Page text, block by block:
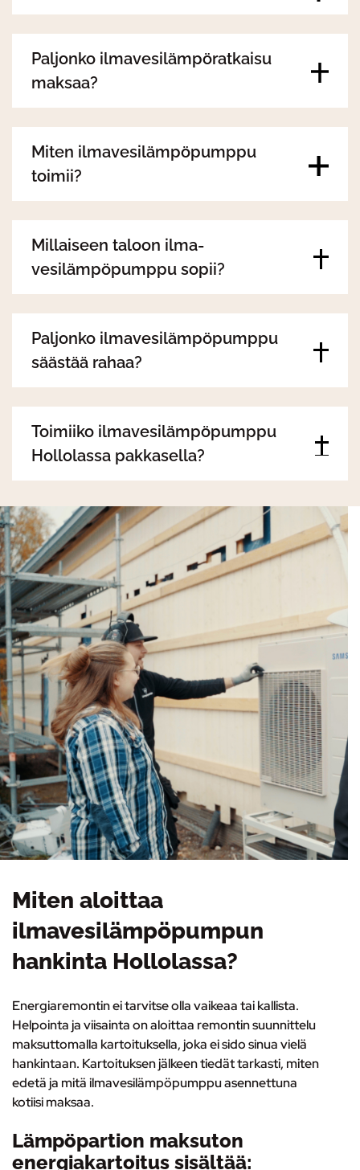
Paljonko ilmavesilämpöratkaisu
maksaa?
Miten ilmavesilämpöpumppu
toimii?
Millaiseen taloon ilma-
vesilämpöpumppu sopii?
Paljonko ilmavesilämpöpumppu
säästää rahaa?
Toimiiko ilmavesilämpöpumppu
Hollolassa pakkasella?
Miten aloittaa
ilmavesilämpöpumpun
hankinta Hollolassa?
Energiaremontin ei tarvitse olla vaikeaa tai kallista.
Helpointa ja viisainta onaloittaa remontin suunnittelu
maksuttomalla kartoituksella, joka ei sido sinua vielä
hankintaan. Kartoituksen jälkeen tiedät tarkasti, miten
edetä ja mitä ilmavesilämpöpumppu asennettuna
kotiisi maksaa.
Lämpöpartion maksuton
energiakartoitus sisältää: